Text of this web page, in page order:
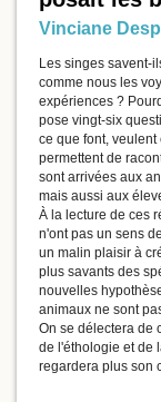
Vinciane
Les singes savent-
comme nous les
expériences ?
pose vingt-six
ce que font,
permettent de
sont arrivées aux
mais aussi aux
À la lecture de ces
n'ont pas un sens
un malin plaisir à
plus savants des
nouvelles
animaux ne sont
On se délectera de
de l'éthologie et de
regardera plus son